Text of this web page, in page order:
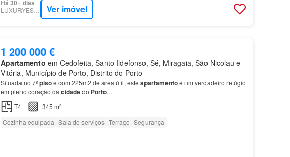
Há 30+ dias
LUXURYESTATE Ver imóvel
1 200 000 €
Apartamento em Cedofeita, Santo Ildefonso, Sé, Miragaia, São Nicolau e
Vitória, Município de Porto, Distrito do Porto
Situada no 7ºpisoe com 225m2 de área útil, este apartamentoé um verdadeiro refúgio
em pleno coração da cidadedo Porto…
T4
345 m²
Cozinha equipada Sala de serviços Terraço Segurança